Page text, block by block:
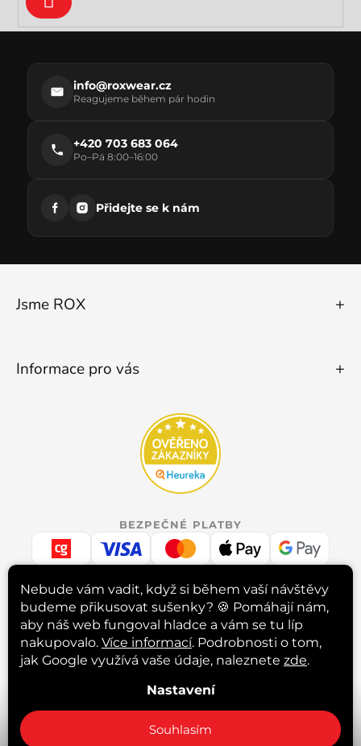
Nebude vám vadit, když si během vaší návštěvy
budeme přikusovat sušenky? 🍪 Pomáhají nám,
aby náš web fungoval hladce a vám se tu líp
nakupovalo. Více informací. Podrobnosti o tom,
jak Google využívá vaše údaje, naleznete zde.
Nastavení
Souhlasím
Přihlásit
info@roxwear.cz
Reagujeme během pár hodin
+420 703 683 064
Po–Pá 8:00–16:00
Přidejte se k nám
Jsme ROX
Informace pro vás
BEZPEČNÉ PLATBY
RYCHLÉ DORUČENÍ
INSTAGRAM
Sledovat na Instagramu